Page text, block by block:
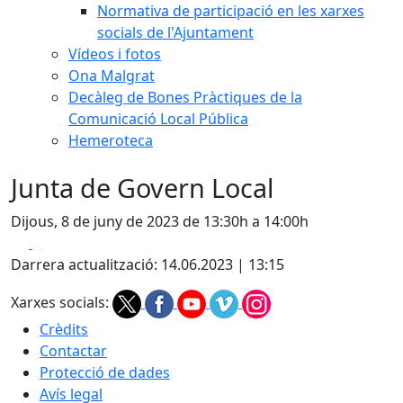
Normativa de participació en les xarxes
socials de l'Ajuntament
Vídeos i fotos
Ona Malgrat
Decàleg de Bones Pràctiques de la
Comunicació Local Pública
Hemeroteca
Junta de Govern Local
Dijous, 8 de juny de 2023 de 13:30h a 14:00h
Darrera actualització: 14.06.2023 | 13:15
Xarxes socials:
Crèdits
Contactar
Protecció de dades
Avís legal